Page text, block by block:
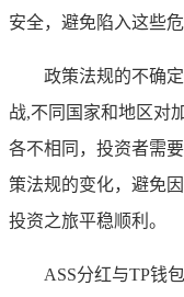
安全，避免陷入这些危
政策法规的不确
战,不同国家和地区对
各不相同，投资者需
策法规的变化，避免
投资之旅平稳顺利。
ASS分红与TP钱